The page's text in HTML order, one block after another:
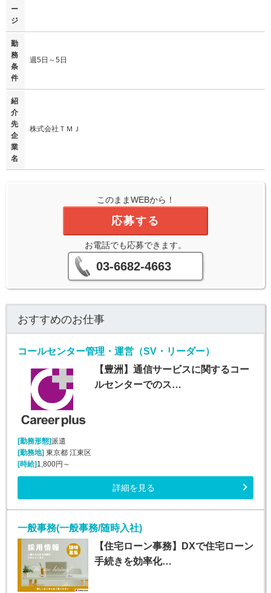
ー
ジ
勤
務
条
件
週5日～5日
紹
介
先
企
業
名
株式会社ＴＭＪ
このままWEBから！
応募する
お電話でも応募できます。
03-6682-4663
おすすめのお仕事
コールセンター管理・運営（SV・リーダー）
【豊洲】通信サービスに関するコー
ルセンターでのス…
[勤務形態]派遣
[勤務地] 東京都 江東区
[時給] 1,800円～
詳細を見る
一般事務(一般事務/随時入社)
【住宅ローン事務】DXで住宅ローン
手続きを効率化…